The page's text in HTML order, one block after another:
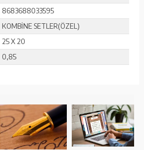
8683688033595
KOMBİNE SETLER(ÖZEL)
25 X 20
0,85